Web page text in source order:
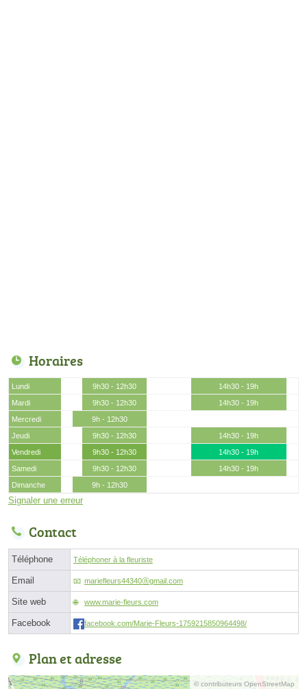
Horaires
Lundi 9h30 - 12h30
14h30 - 19h
Mardi
9h30 - 12h30
14h30 - 19h
Mercredi
9h - 12h30
Jeudi
9h30 - 12h30
14h30 - 19h
Vendredi
9h30 - 12h30
14h30 - 19h
Samedi
9h30 - 12h30
14h30 - 19h
Dimanche
9h - 12h30
Signaler une erreur
Contact
Téléphone Téléphoner à la fleuriste
Email mariefleurs44340ⓐgmail.com
Site web www.marie-fleurs.com
Facebook facebook.com/Marie-Fleurs-1759215850964498/
Plan et adresse
© contributeurs OpenStreetMap